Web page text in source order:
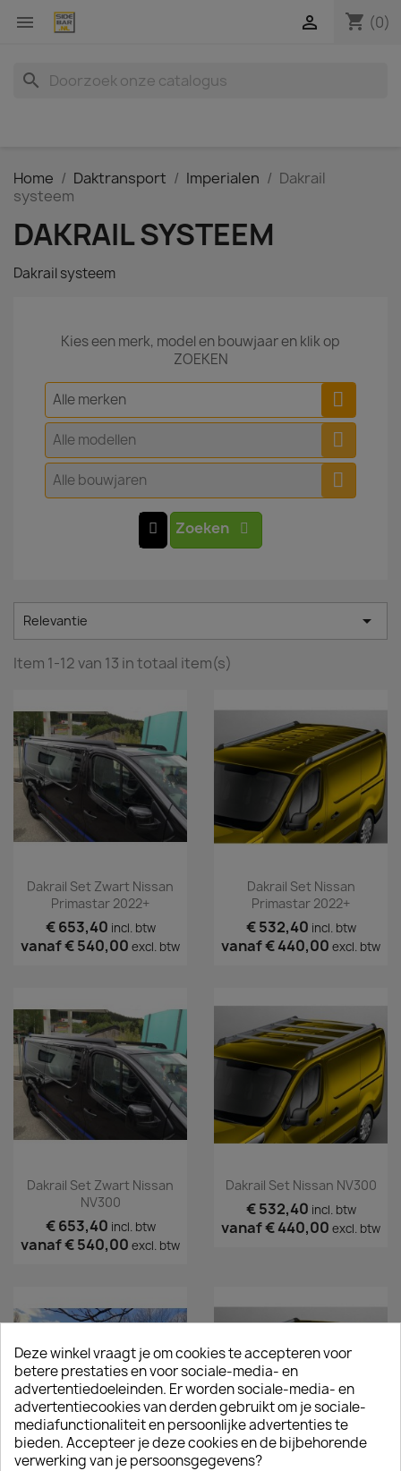
 shopping_cart (0)

search
Home Daktransport Imperialen
Dakrail
systeem
DAKRAIL SYSTEEM
Dakrail systeem
Kies een merk, model en bouwjaar en klik op
ZOEKEN
Alle merken
Alle modellen
Alle bouwjaren
Zoeken
Relevantie 
Item 1-12 van 13 in totaal item(s)
Dakrail Set Zwart Nissan
Primastar 2022+
€ 653,40 incl. btw
vanaf€ 540,00 excl. btw
Dakrail Set Nissan
Primastar 2022+
€ 532,40 incl. btw
vanaf€ 440,00 excl. btw
Dakrail Set Zwart Nissan
NV300
€ 653,40 incl. btw
vanaf€ 540,00 excl. btw
Dakrail Set Nissan NV300
€ 532,40 incl. btw
vanaf€ 440,00 excl. btw
Deze winkel vraagt je om cookies te accepteren voor
betere prestaties en voor sociale-media- en
advertentiedoeleinden. Er worden sociale-media- en
advertentiecookies van derden gebruikt om je sociale-
mediafunctionaliteit en persoonlijke advertenties te
bieden. Accepteer je deze cookies en de bijbehorende
verwerking van je persoonsgegevens?